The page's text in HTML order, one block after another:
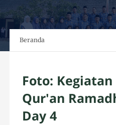
Beranda
Foto:
Qur'an
Day 4